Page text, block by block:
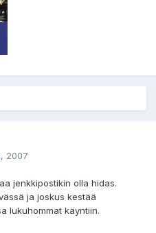
2007
jenkkipostikin olla hidas.
ja joskus kestää
lukuhommat käyntiin.